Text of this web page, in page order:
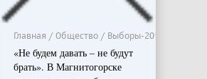
Главная / Общество / Выборы-2016
«Не будем давать – не будут
брать». В Магнитогорске